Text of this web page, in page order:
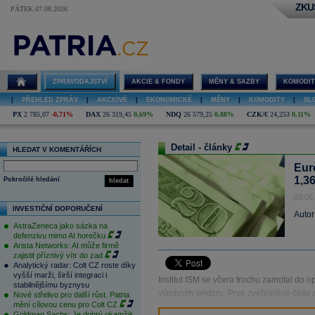
PÁTEK 07.08.2026
ZPRAVODAJSTVÍ AKCIE & FONDY MĚNY & SAZBY
PŘEHLED ZPRÁV AKCIOVÉ EKONOMICKÉ MĚNY KOMODITY
PX 2 785,07 -0,71% DAX 26 319,45 0,69% NDQ 26 579,25 0,88% CZK/€ 24,253 0,11%
HLEDAT V KOMENTÁŘÍCH
hledat
Pokročilé hledání
INVESTIČNÍ DOPORUČENÍ
AstraZeneca jako sázka na
defenzivu mimo AI horečku
Arista Networks: AI může firmě
zajistit příznivý vítr do zad
Analytický radar: Colt CZ roste díky
vyšší marži, širší integraci i
stabilnějšímu byznysu
Nové střelivo pro další růst. Patria
mění cílovou cenu pro Colt CZ
Detail - články
Institut ISM se včera trochu zamotal do
výrobním sektoru. Prve zveřejněné